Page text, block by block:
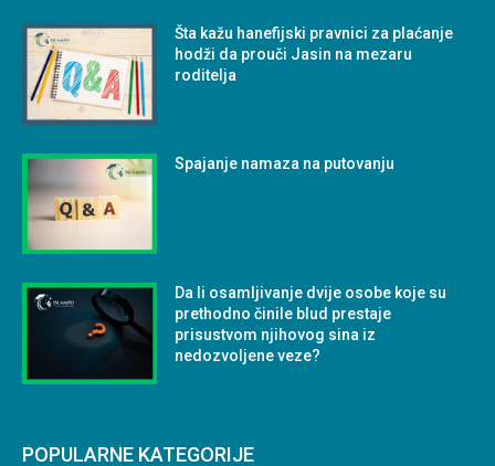
Šta kažu hanefijski pravnici za plaćanje
hodži da prouči Jasin na mezaru
roditelja
Spajanje namaza na putovanju
Da li osamljivanje dvije osobe koje su
prethodno činile blud prestaje
prisustvom njihovog sina iz
nedozvoljene veze?
POPULARNE KATEGORIJE